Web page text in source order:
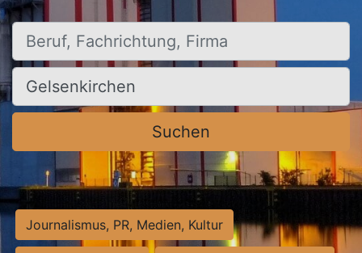
Beruf, Fachrichtung, Firma
Ort, Stadt
Suchen
Journalismus, PR, Medien, Kultur